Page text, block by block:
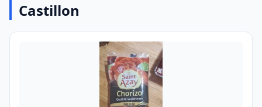
Castillon